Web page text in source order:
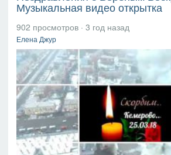
Музыкальная видео открытка
902 просмотров · 3 год назад
Елена Джур